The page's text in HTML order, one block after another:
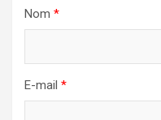
Nom *
E-mail *